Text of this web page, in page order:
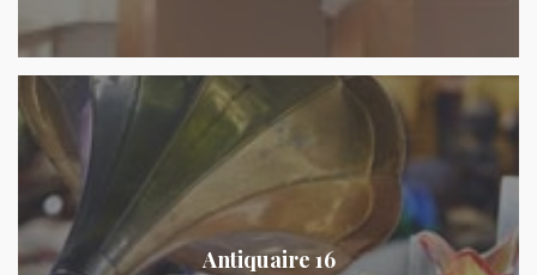
Antiquaire 16